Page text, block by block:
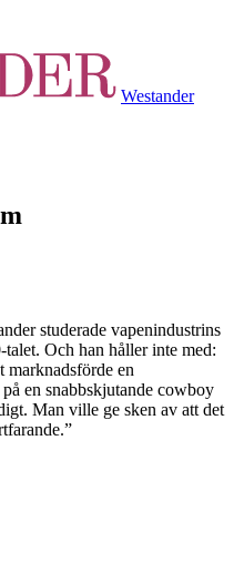
Westander
studerade vapenindustrins
Och han håller inte med:
marknadsförde en
en snabbskjutande cowboy
Man ville ge sken av att det